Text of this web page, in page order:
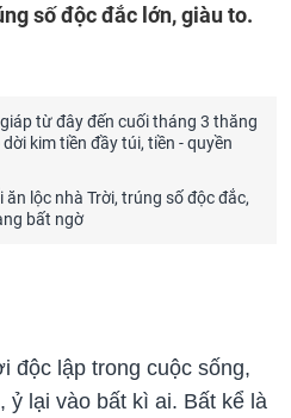
số độc đắc lớn, giàu to.
từ đây đến cuối tháng 3 thăng
kim tiền đầy túi, tiền - quyền
lộc nhà Trời, trúng số độc đắc,
bất ngờ
độc lập trong cuộc sống,
ỷ lại vào bất kì ai. Bất kể là